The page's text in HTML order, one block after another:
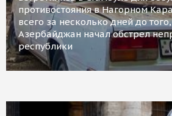
противостояния в Нагорном
всего за несколько дней до
Азербайджан начал обстрел
республики